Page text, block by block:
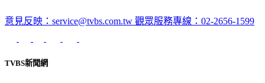
意見反映：service@tvbs.com.tw 觀眾服務專線：02-2656-1599
TVBS新聞網